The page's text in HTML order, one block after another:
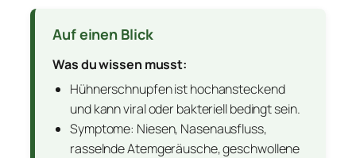
Auf einen Blick
Was du wissen musst:
Hühnerschnupfen ist hochansteckend
und kann viral oder bakteriell bedingt sein.
Symptome: Niesen, Nasenausfluss,
rasselnde Atemgeräusche, geschwollene